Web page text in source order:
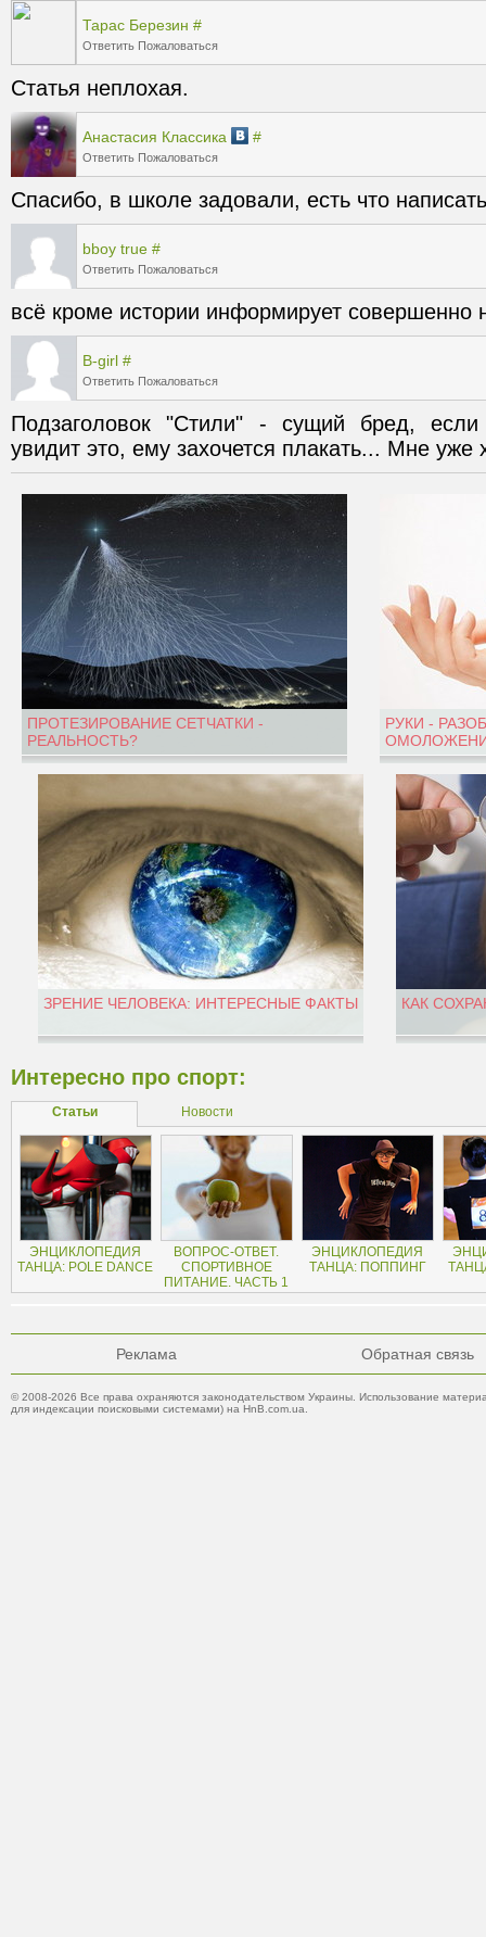
Тарас Березин #
Ответить Пожаловаться
Статья неплохая.
Анастасия Классика #
Ответить Пожаловаться
Спасибо, в школе задовали, есть что
bboy true #
Ответить Пожаловаться
всё кроме истории информирует совершенно
B-girl #
Ответить Пожаловаться
Подзаголовок "Стили" - сущий бред, если
увидит это, ему захочется плакать... Мне уже
ПРОТЕЗИРОВАНИЕ СЕТЧАТКИ -
РЕАЛЬНОСТЬ?
РУКИ -
ЗРЕНИЕ ЧЕЛОВЕКА: ИНТЕРЕСНЫЕ ФАКТЫ КАК
Интересно про спорт:
Статьи Новости
ЭНЦИКЛОПЕДИЯ
ТАНЦА: POLE DANCE
ВОПРОС-ОТВЕТ.
СПОРТИВНОЕ
ПИТАНИЕ. ЧАСТЬ 1
ЭНЦИКЛОПЕДИЯ
ТАНЦА: ПОППИНГ
Реклама Обратная связь
© 2008-2026 Все права охраняются законодательством Украины. Использование
для индексации поисковыми системами) на HnB.com.ua.